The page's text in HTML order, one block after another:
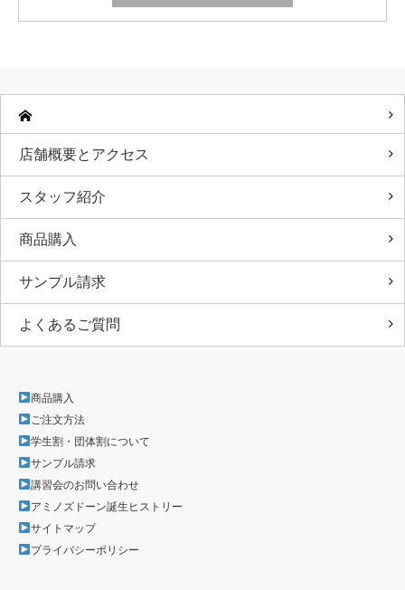
店舗概要とアクセス
スタッフ紹介
商品購入
サンプル請求
よくあるご質問
商品購入
ご注文方法
学生割・団体割について
サンプル請求
講習会のお問い合わせ
アミノズドーン誕生ヒストリー
サイトマップ
プライバシーポリシー